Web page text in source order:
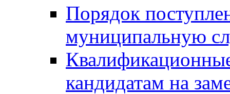
Порядок
муниципальную
кандидатам на